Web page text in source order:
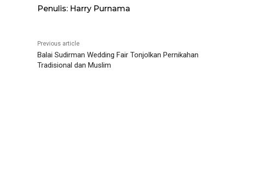
Penulis: Harry Purnama
Previous article
Balai Sudirman Wedding Fair Tonjolkan Pernikahan
Tradisional dan Muslim